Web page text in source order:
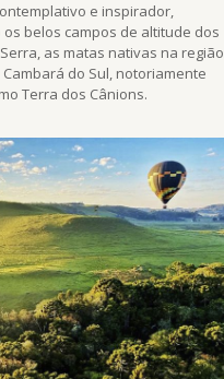
e inspirador,
belos campos de altitude dos
as matas nativas na região
do Sul, notoriamente
Terra dos Cânions.